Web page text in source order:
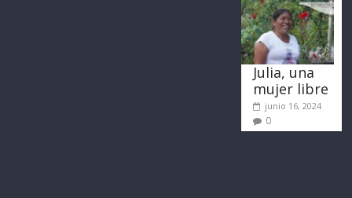
Julia, una
mujer libre
junio 16, 2024
0